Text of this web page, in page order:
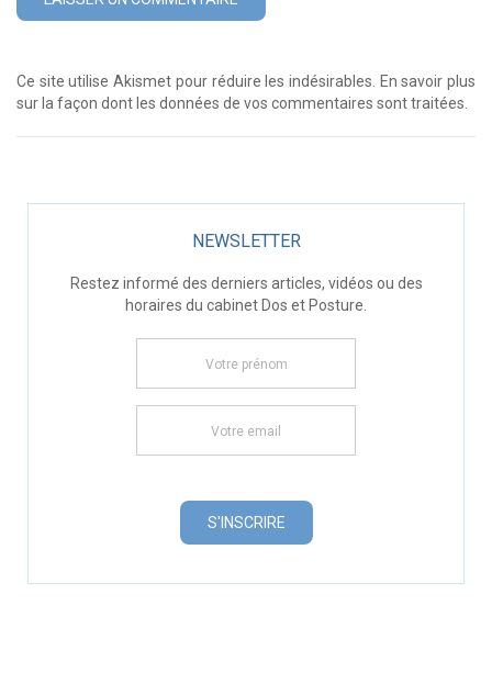
Ce site utilise Akismet pour réduire les indésirables.
En savoir plus
sur la façon dont les données de vos commentaires sont traitées
NEWSLETTER
Restez informé des derniers articles, vidéos ou des
horaires du cabinet Dos et Posture.